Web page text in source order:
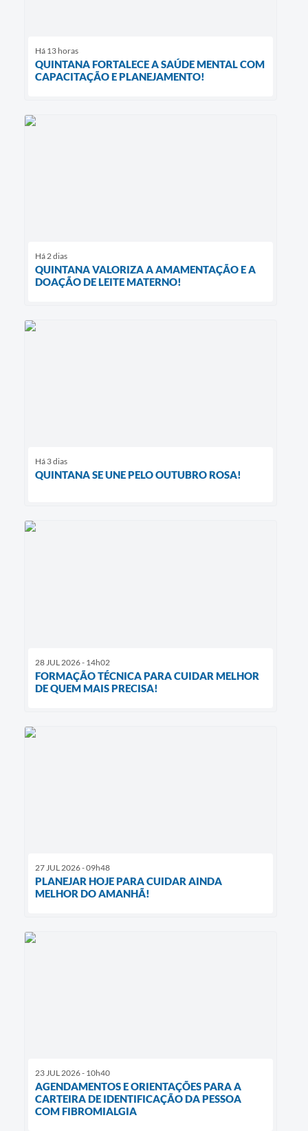
Há 13 horas
QUINTANA FORTALECE A SAÚDE MENTAL COM
CAPACITAÇÃO E PLANEJAMENTO!
Há 2 dias
QUINTANA VALORIZA A AMAMENTAÇÃO E A
DOAÇÃO DE LEITE MATERNO!
Há 3 dias
QUINTANA SE UNE PELO OUTUBRO ROSA!
28 JUL 2026 - 14h02
FORMAÇÃO TÉCNICA PARA CUIDAR MELHOR
DE QUEM MAIS PRECISA!
27 JUL 2026 - 09h48
PLANEJAR HOJE PARA CUIDAR AINDA
MELHOR DO AMANHÃ!
23 JUL 2026 - 10h40
AGENDAMENTOS E ORIENTAÇÕES PARA A
CARTEIRA DE IDENTIFICAÇÃO DA PESSOA
COM FIBROMIALGIA